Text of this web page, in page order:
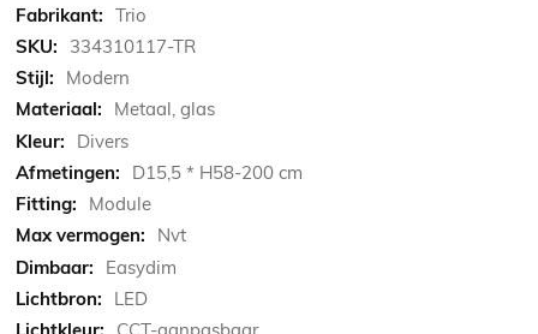
Meer
informatie
Trio
334310117-TR
Modern
Metaal, glas
Divers
D15,5 * H58-200 cm
Module
Nvt
Easydim
LED